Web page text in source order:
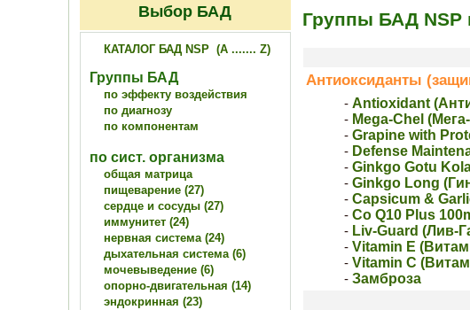
Выбор БАД
КАТАЛОГ БАД NSP (A ....... Z)
Группы БАД
по эффекту воздействия
по диагнозу
по компонентам
по сист. организма
общая матрица
пищеварение (27)
сердце и сосуды (27)
иммунитет (24)
нервная система (24)
дыхательная система (6)
мочевыведение (6)
опорно-двигательная (14)
эндокринная (23)
Группы БАД NSP
Антиоксиданты
- Antioxidant
- Mega-Chel
- Grapine with
- Defense
- Ginkgo Gotu
- Ginkgo Long
- Capsicum &
- Co Q10 Plus
- Liv-Guard (Лив-
- Vitamin E
- Vitamin C
- Замброза